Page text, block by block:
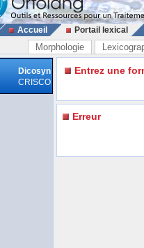
Accueil Portail lexical
Morphologie
Dicosyn
CRISCO
Entrez une
Erreur